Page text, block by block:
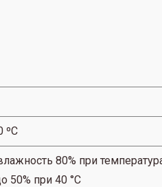
ºC
80% при
50% при 40 °C